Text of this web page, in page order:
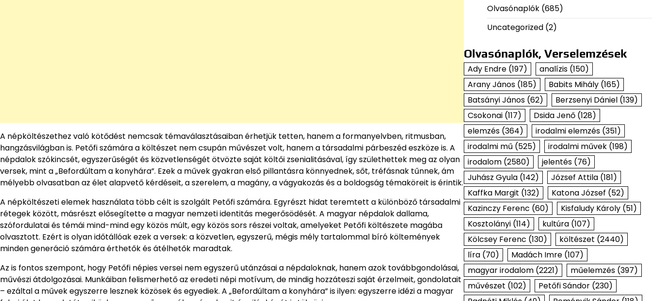
A népköltészethez való kötődést nemcsak témaválasztásaiban érhetjük tetten, hanem a formanyelvben, ritmusban,
hangzásvilágban is. Petőfi számára a költészet nem csupán művészet volt, hanem a társadalmi párbeszéd eszköze is. A
népdalok szókincsét, egyszerűségét és közvetlenségét ötvözte saját költői zsenialitásával, így születhettek meg az olyan
versek, mint a „Befordúltam a konyhára”. Ezek a művek gyakran első pillantásra könnyednek, sőt, tréfásnak tűnnek, ám
mélyebb olvasatban az élet alapvető kérdéseit, a szerelem, a magány, a vágyakozás és a boldogság témaköreit is érintik.
A népköltészeti elemek használata több célt is szolgált Petőfi számára. Egyrészt hidat teremtett a különböző társadalmi
rétegek között, másrészt elősegítette a magyar nemzeti identitás megerősödését. A magyar népdalok dallama,
szófordulatai és témái mind-mind egy közös múlt, egy közös sors részei voltak, amelyeket Petőfi költészete magába
olvasztott. Ezért is olyan időtállóak ezek a versek: a közvetlen, egyszerű, mégis mély tartalommal bíró költemények
minden generáció számára érthetők és átélhetők maradtak.
Az is fontos szempont, hogy Petőfi népies versei nem egyszerű utánzásai a népdaloknak, hanem azok továbbgondolásai,
művészi átdolgozásai. Munkáiban felismerhető az eredeti népi motívum, de mindig hozzáteszi saját érzelmeit, gondolatait
– ezáltal a művek egyszerre lesznek közösek és egyediek. A „Befordúltam a konyhára” is ilyen: egyszerre idézi a magyar
Olvasónaplók(685)
Uncategorized(2)
Olvasónaplók, Verselemzések
Ady Endre(197) analízis(150)
Arany János(185) Babits Mihály(165)
Batsányi János(62) Berzsenyi Dániel(139)
Csokonai(117) Dsida Jenő(128)
elemzés(364) irodalmi elemzés(351)
irodalmi mű (525) irodalmi művek(198)
irodalom(2580) jelentés(76)
Juhász Gyula(142) József Attila(181)
Kaffka Margit (132) Katona József (52)
Kazinczy Ferenc (60) Kisfaludy Károly(51)
Kosztolányi(114) kultúra(107)
Kölcsey Ferenc (130) költészet (2440)
líra(70) Madách Imre(107)
magyar irodalom(2221) műelemzés(397)
művészet (102) Petőfi Sándor(230)